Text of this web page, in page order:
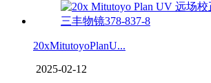
20xMitutoyoPlanU...
2025-02-12